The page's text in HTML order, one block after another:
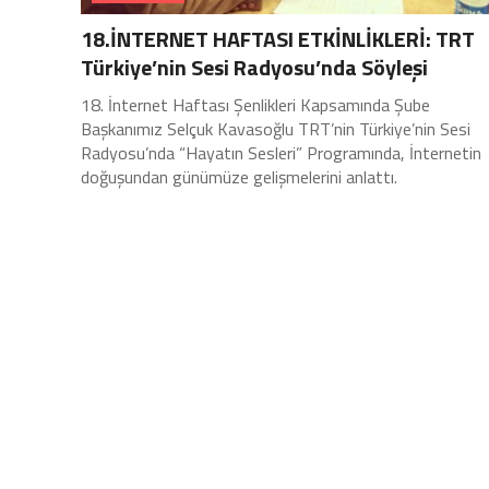
18.İNTERNET HAFTASI ETKİNLİKLERİ: TRT
Türkiye’nin Sesi Radyosu’nda Söyleşi
18. İnternet Haftası Şenlikleri Kapsamında Şube
Başkanımız Selçuk Kavasoğlu TRT’nin Türkiye’nin Sesi
Radyosu’nda “Hayatın Sesleri” Programında, İnternetin
doğuşundan günümüze gelişmelerini anlattı.